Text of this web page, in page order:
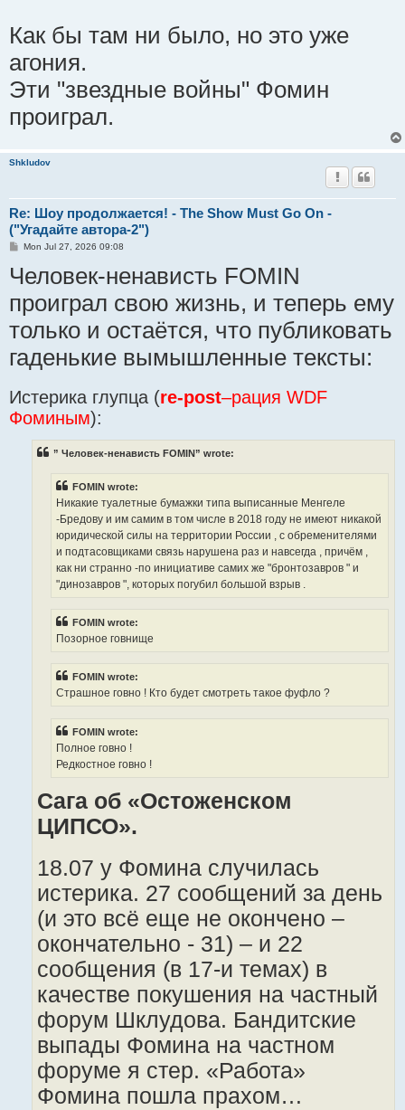
Как бы там ни было, но это уже
агония.
Эти "звездные войны" Фомин
проиграл.
Shkludov
Re: Шоу продолжается! - The Show Must Go On -
("Угадайте автора-2")
P
s
t
Mon Jul 27, 2026 09:08
Человек-ненависть FOMIN
проиграл свою жизнь, и теперь ему
только и остаётся, что публиковать
гаденькие вымышленные тексты:
Истерика глупца (re-post–рация WDF
Фоминым):
” Человек-ненависть FOMIN” wrote:
FOMIN wrote:
Никакие туалетные бумажки типа выписанные Менгеле
-Бредову и им самим в том числе в 2018 году не имеют никакой
юридической силы на территории России , с обременителями
и подтасовщиками связь нарушена раз и навсегда , причём ,
как ни странно -по инициативе самих же "бронтозавров " и
"динозавров ", которых погубил большой взрыв .
FOMIN wrote:
Позорное говнище
FOMIN wrote:
Страшное говно ! Кто будет смотреть такое фуфло ?
FOMIN wrote:
Полное говно !
Редкостное говно !
Сага об «Остоженском
ЦИПСО».
18.07 у Фомина случилась
истерика. 27 сообщений за день
(и это всё еще не окончено –
окончательно - 31) – и 22
сообщения (в 17-и темах) в
качестве покушения на частный
форум Шклудова. Бандитские
выпады Фомина на частном
форуме я стер. «Работа»
Фомина пошла прахом…